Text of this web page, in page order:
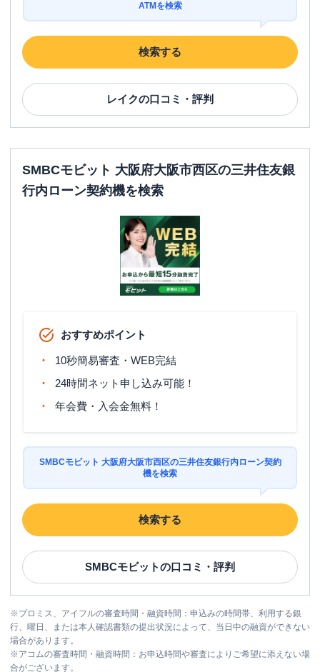
ATMを検索
検索する
レイクの口コミ・評判
SMBCモビット 大阪府大阪市西区の三井住友銀
行内ローン契約機を検索
おすすめポイント
10秒簡易審査・WEB完結
24時間ネット申し込み可能！
年会費・入会金無料！
SMBCモビット 大阪府大阪市西区の三井住友銀行内ローン契約
機を検索
検索する
SMBCモビットの口コミ・評判
※プロミス、アイフルの審査時間・融資時間：申込みの時間帯、利用する銀
行、曜日、または本人確認書類の提出状況によって、当日中の融資ができない
場合があります。
※アコムの審査時間・融資時間：お申込時間や審査によりご希望に添えない場
合がございます。